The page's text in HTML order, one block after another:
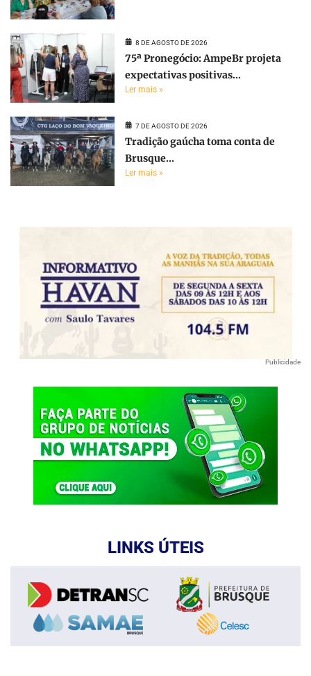
8 DE AGOSTO DE 2026
75ª Pronegócio: AmpeBr projeta
expectativas positivas...
Ler mais »
7 DE AGOSTO DE 2026
Tradição gaúcha toma conta de
Brusque...
Ler mais »
Publicidade
LINKS ÚTEIS